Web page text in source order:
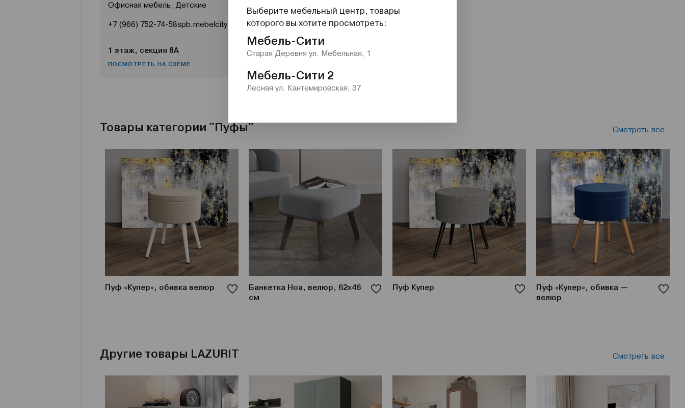
Офисная мебель, Детские
+7 (966) 752-74-58spb.mebelcity1-2@nw.lazurit.com lazurit.com
1 этаж, секция 8А
ПОСМОТРЕТЬ НА СХЕМЕ
Товары категории "Пуфы" Смотреть все
Пуф «Купер», обивка велюр
Банкетка Ноа, велюр, 62х46
см
Пуф Купер
Пуф «Купер», обивка —
велюр
Другие товары LAZURIT Смотреть все
Выберите мебельный центр, товары
которого вы хотите просмотреть:
Мебель-Сити
Старая Деревня ул. Мебельная, 1
Мебель-Сити 2
Лесная ул. Кантемировская, 37